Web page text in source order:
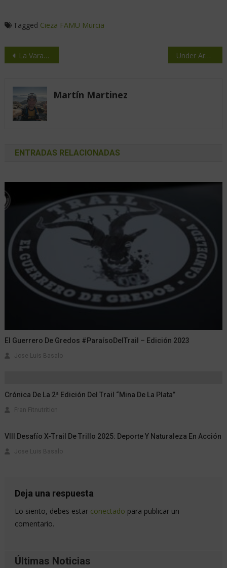
Tagged Cieza FAMU Murcia
La Vara, un Trail Running donde todos tienen cabida Under Armour ColdGear®
Martín Martinez
ENTRADAS RELACIONADAS
El Guerrero De Gredos #ParaísoDelTrail – Edición 2023
Jose Luis Basalo
Crónica De La 2ª Edición Del Trail “Mina De La Plata”
Fran Fitnutrition
VIII Desafío X-Trail De Trillo 2025: Deporte Y Naturaleza En Acción
Jose Luis Basalo
Deja una respuesta
Lo siento, debes estar conectado para publicar un
comentario.
Últimas Noticias